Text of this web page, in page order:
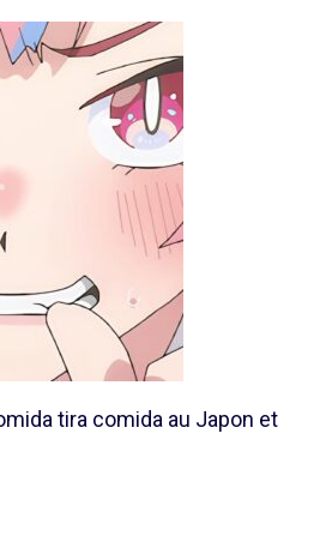
tira comida au Japon et